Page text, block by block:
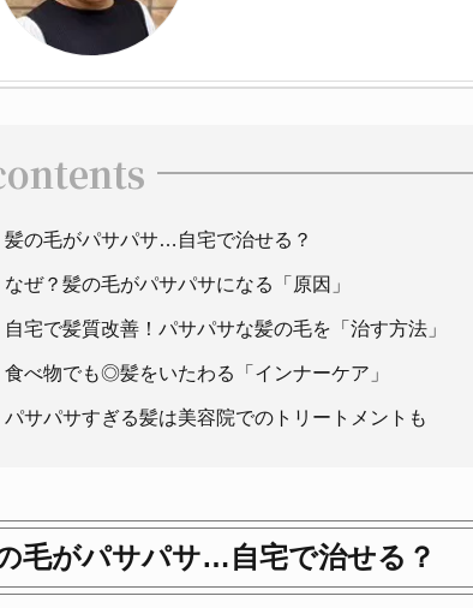
髪の毛がパサパサ…自宅で治せる？
なぜ？髪の毛がパサパサになる「原因」
自宅で髪質改善！パサパサな髪の毛を「治す方法」
食べ物でも◎髪をいたわる「インナーケア」
パサパサすぎる髪は美容院でのトリートメントも
毛がパサパサ…自宅で治せる？